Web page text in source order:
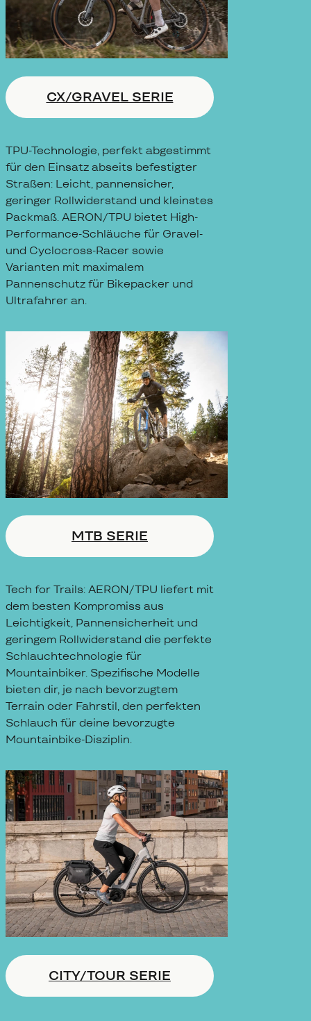
CX/GRAVEL SERIE
TPU-Technologie, perfekt abgestimmt
für den Einsatz abseits befestigter
Straßen: Leicht, pannensicher,
geringer Rollwiderstand und kleinstes
Packmaß. AERON/TPU bietet High-
Performance-Schläuche für Gravel-
und Cyclocross-Racer sowie
Varianten mit maximalem
Pannenschutz für Bikepacker und
Ultrafahrer an.
MTB SERIE
Tech for Trails: AERON/TPU liefert mit
dem besten Kompromiss aus
Leichtigkeit, Pannensicherheit und
geringem Rollwiderstand die perfekte
Schlauchtechnologie für
Mountainbiker. Spezifische Modelle
bieten dir, je nach bevorzugtem
Terrain oder Fahrstil, den perfekten
Schlauch für deine bevorzugte
Mountainbike-Disziplin.
CITY/TOUR SERIE